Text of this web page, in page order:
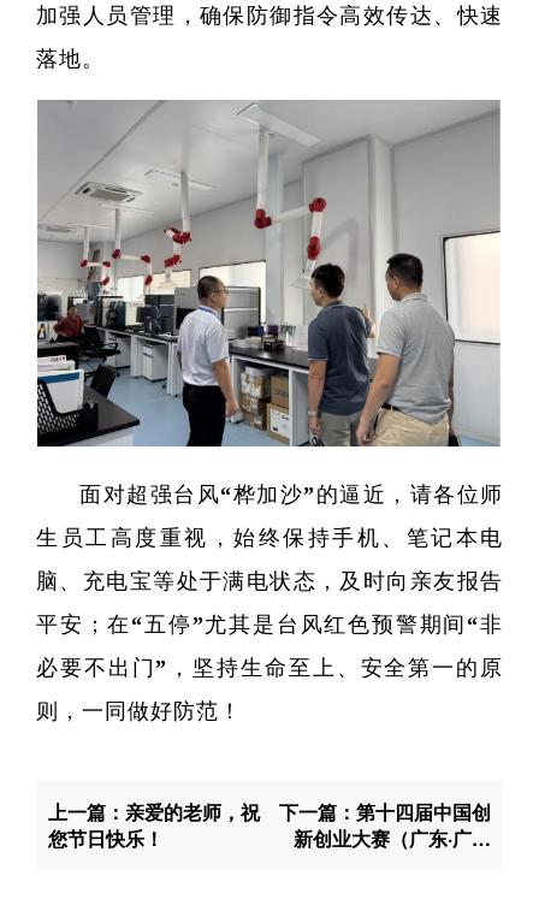
加强人员管理，确保防御指令高效传达、快速
落地。
面对超强台风“桦加沙”的逼近，请各位师
生员工高度重视，始终保持手机、笔记本电
脑、充电宝等处于满电状态，及时向亲友报告
平安；在“五停”尤其是台风红色预警期间“非
必要不出门”，坚持生命至上、安全第一的原
则，一同做好防范！
上一篇：亲爱的老师，祝
您节日快乐！
下一篇：第十四届中国创
新创业大赛（广东·广州